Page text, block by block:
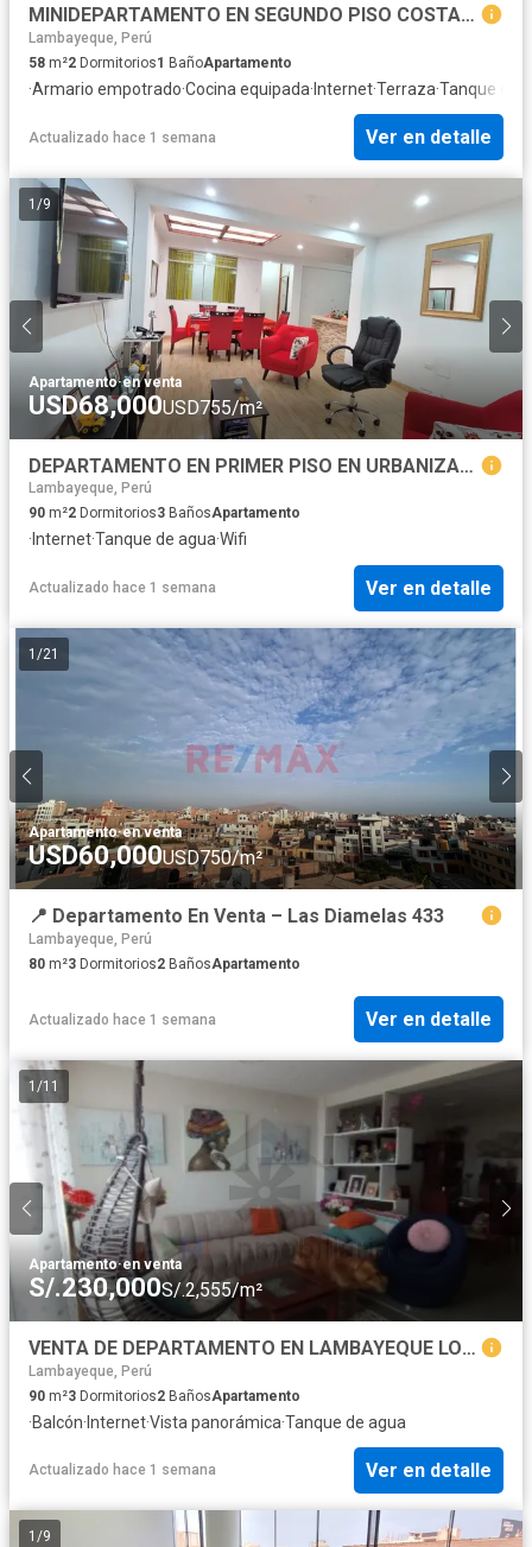
MINIDEPARTAMENTO EN SEGUNDO PISO COSTADO DE LA UNIVERSIDAD SIPÁN
Lambayeque, Perú
58 m²2 Dormitorios1 BañoApartamento
·Armario empotrado·Cocina equipada· Internet·Terraza·Tanque de
Actualizado hace 1 semana Ver en detalle
1 /9
Apartamento·en venta
USD68,000USD755/m²
DEPARTAMENTO EN PRIMER PISO EN URBANIZACION LOS SAUCES
Lambayeque, Perú
90 m²2 Dormitorios3 BañosApartamento
· Internet·Tanque de agua·Wifi
Actualizado hace 1 semana Ver en detalle
1 /21
Apartamento·en venta
USD60,000USD750/m²
📍 Departamento En Venta – Las Diamelas 433
Lambayeque, Perú
80 m²3 Dormitorios2 BañosApartamento
Actualizado hace 1 semana Ver en detalle
1 /11
Apartamento·en venta
S/.230,000S/.2,555/m²
VENTA DE DEPARTAMENTO EN LAMBAYEQUE LOS PORTALES PRIMERA ETAPA
Lambayeque, Perú
90 m²3 Dormitorios2 BañosApartamento
·Balcón·Internet·Vista panorámica·Tanque de agua
Actualizado hace 1 semana Ver en detalle
1 /9